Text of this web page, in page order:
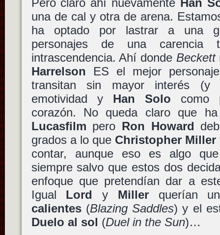
Pero claro ahí nuevamente Han
una de cal y otra de arena.
ha optado por lastrar a una
personajes de una
intrascendencia. Ahí donde Beckett
Harrelson ES el mejor
transitan sin mayor interés
emotividad y Han Solo como
corazón. No queda claro que
Lucasfilm pero Ron Howard
grados a lo que Christopher Miller
contar, aunque eso es algo
siempre salvo que estos dos
enfoque que pretendían dar a
Igual Lord y Millerquerían
calientes(Blazing Saddles) y el
Duelo al sol (Duel in the Sun)…